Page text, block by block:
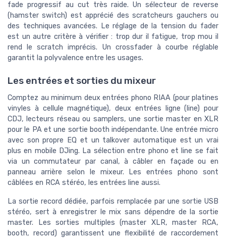
fade progressif au cut très raide. Un sélecteur de reverse
(hamster switch) est apprécié des scratcheurs gauchers ou
des techniques avancées. Le réglage de la tension du fader
est un autre critère à vérifier : trop dur il fatigue, trop mou il
rend le scratch imprécis. Un crossfader à courbe réglable
garantit la polyvalence entre les usages.
Les entrées et sorties du mixeur
Comptez au minimum deux entrées phono RIAA (pour platines
vinyles à cellule magnétique), deux entrées ligne (line) pour
CDJ, lecteurs réseau ou samplers, une sortie master en XLR
pour le PA et une sortie booth indépendante. Une entrée micro
avec son propre EQ et un talkover automatique est un vrai
plus en mobile DJing. La sélection entre phono et line se fait
via un commutateur par canal, à câbler en façade ou en
panneau arrière selon le mixeur. Les entrées phono sont
câblées en RCA stéréo, les entrées line aussi.
La sortie record dédiée, parfois remplacée par une sortie USB
stéréo, sert à enregistrer le mix sans dépendre de la sortie
master. Les sorties multiples (master XLR, master RCA,
booth, record) garantissent une flexibilité de raccordement